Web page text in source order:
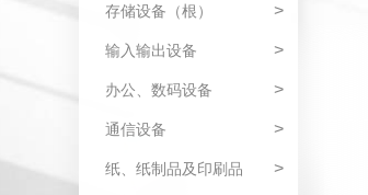
存储设备（根） >
输入输出设备 >
办公、数码设备 >
通信设备 >
纸、纸制品及印刷品 >